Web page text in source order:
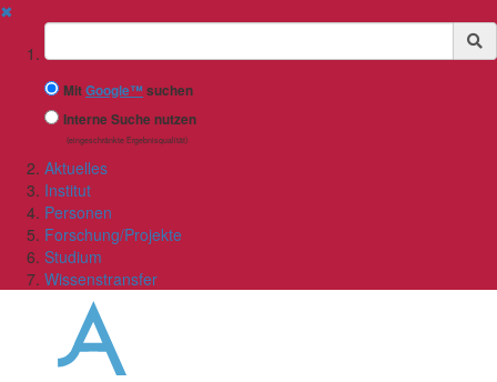
✖
Suchbegriff
MitGoogle™ suchen
Interne Suche nutzen
(eingeschränkte Ergebnisqualität)
Aktuelles
Institut
Personen
Forschung/Projekte
Studium
Wissenstransfer